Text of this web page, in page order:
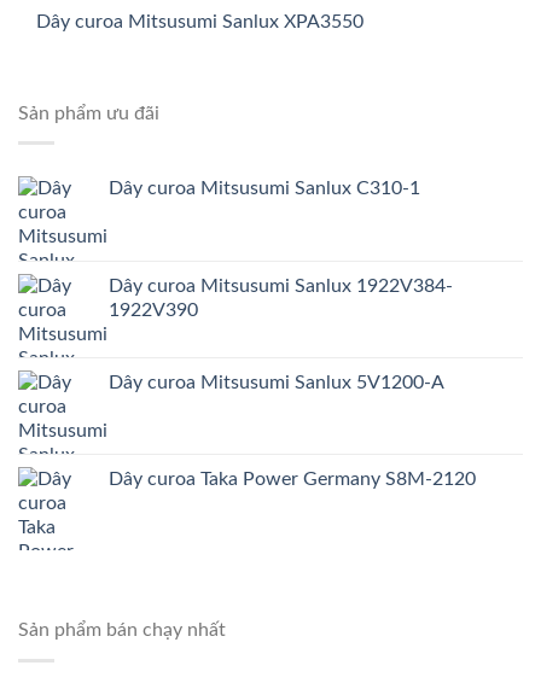
Dây curoa Mitsusumi Sanlux XPA3550
Sản phẩm ưu đãi
Dây curoa Mitsusumi Sanlux C310-1
Dây curoa Mitsusumi Sanlux 1922V384-
1922V390
Dây curoa Mitsusumi Sanlux 5V1200-A
Dây curoa Taka Power Germany S8M-2120
Sản phẩm bán chạy nhất